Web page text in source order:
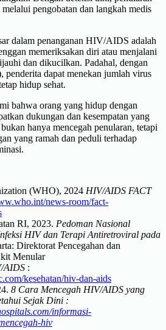
pengobatan dan langkah medis
dalam penanganan HIV/AIDS adalah
memeriksakan diri atau menjalani
dan dikucilkan. Padahal, dengan
penderita dapat menekan jumlah virus
hidup sehat.
bahwa orang yang hidup dengan
dukungan dan kesempatan yang
hanya mencegah penularan, tetapi
yang ramah dan peduli terhadap
(WHO), 2024 HIV/AIDS FACT
news-room/fact-
RI, 2023. Pedoman Nasional
HIV dan Terapi Antiretroviral pada
Direktorat Pencegahan dan
Menular
AIDS :
kesehatan/hiv-dan-aids
8 Cara Mencegah HIV/AIDS yang
Sejak Dini :
informasi-
hiv